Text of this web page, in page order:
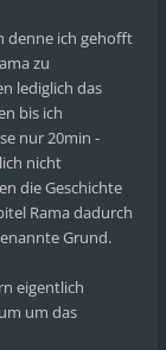
denne ich gehofft
zu
lediglich das
bis ich
nur 20min -
nicht
die Geschichte
Rama dadurch
Grund.
eigentlich
um das